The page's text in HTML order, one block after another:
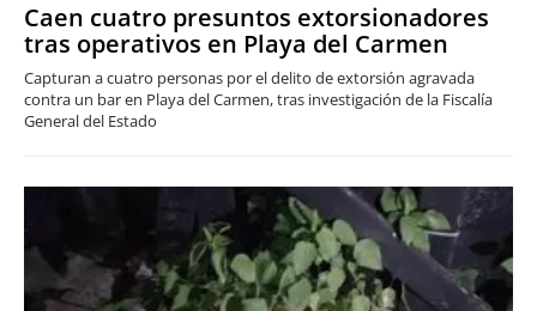
Caen cuatro presuntos extorsionadores
tras operativos en Playa del Carmen
Capturan a cuatro personas por el delito de extorsión agravada
contra un bar en Playa del Carmen, tras investigación de la Fiscalía
General del Estado